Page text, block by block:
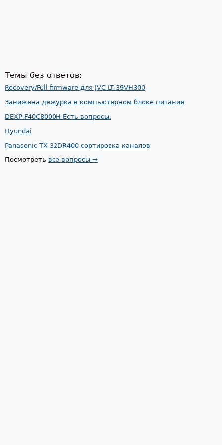
Темы без ответов:
Recovery/Full firmware для JVC LT-39VH300
Занижена дежурка в компьютерном блоке питания
DEXP F40C8000H Есть вопросы.
Hyundai
Panasonic TX-32DR400 сортировка каналов
Посмотреть все вопросы →